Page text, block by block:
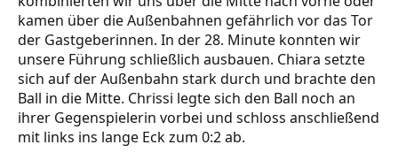
kamen über die Außenbahnen gefährlich vor das Tor
der Gastgeberinnen. In der 28. Minute konnten wir
unsere Führung schließlich ausbauen. Chiara setzte
sich auf der Außenbahn stark durch und brachte den
Ball in die Mitte. Chrissi legte sich den Ball noch an
ihrer Gegenspielerin vorbei und schloss anschließend
mit links ins lange Eck zum 0:2 ab.